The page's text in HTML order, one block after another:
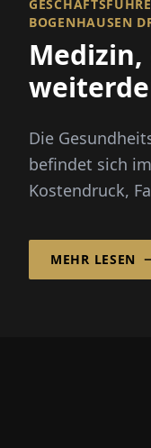
BOGENHAUSEN
Die
befindet sich
Kostendruck,
st...
MEHR LESEN